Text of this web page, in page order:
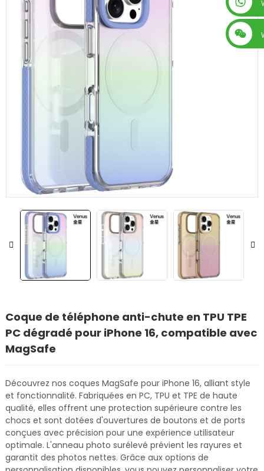
Coque de téléphone anti-chute en TPU TPE
PC dégradé pour iPhone 16, compatible avec
MagSafe
Découvrez nos coques MagSafe pour iPhone 16, alliant style
et fonctionnalité. Fabriquées en PC, TPU et TPE de haute
qualité, elles offrent une protection supérieure contre les
chocs et sont dotées d'ouvertures de boutons et de ports
conçues avec précision pour une expérience utilisateur
optimale. L'anneau photo surélevé prévient les rayures et
garantit des photos nettes. Grâce aux options de